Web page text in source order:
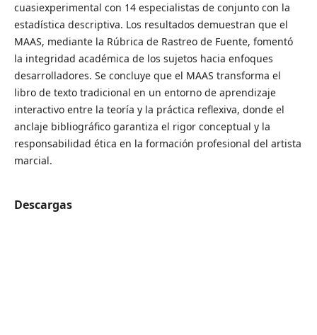
cuasiexperimental con 14 especialistas de conjunto con la
estadística descriptiva. Los resultados demuestran que el
MAAS, mediante la Rúbrica de Rastreo de Fuente, fomentó
la integridad académica de los sujetos hacia enfoques
desarrolladores. Se concluye que el MAAS transforma el
libro de texto tradicional en un entorno de aprendizaje
interactivo entre la teoría y la práctica reflexiva, donde el
anclaje bibliográfico garantiza el rigor conceptual y la
responsabilidad ética en la formación profesional del artista
marcial.
Descargas